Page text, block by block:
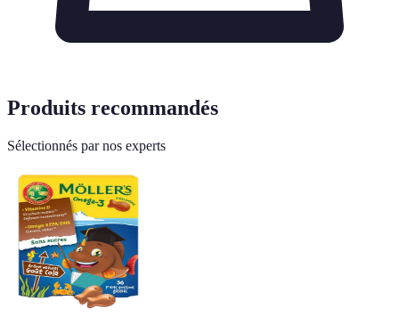
Produits recommandés
Sélectionnés par nos experts